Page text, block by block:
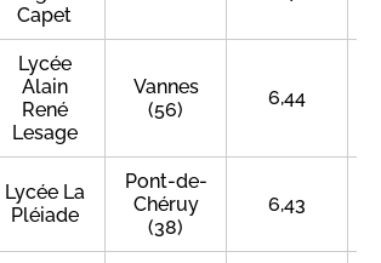
Capet
Lycée
Alain
René
Lesage
Vannes
(56)
6,44
Lycée La
Pléiade
Pont-de-
Chéruy
(38)
6,43